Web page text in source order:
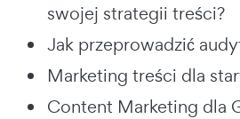
swojej strategii treści?
Jak przeprowadzić
Marketing treści dla
Content Marketing dla